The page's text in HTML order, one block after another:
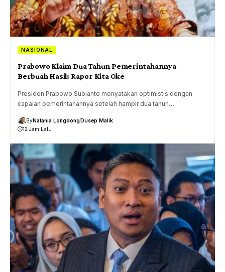
NASIONAL
Prabowo Klaim Dua Tahun Pemerintahannya
Berbuah Hasil: Rapor Kita Oke
Presiden Prabowo Subianto menyatakan optimistis dengan
capaian pemerintahannya setelah hampir dua tahun…
ByNatania LongdongDusep Malik
12 Jam Lalu